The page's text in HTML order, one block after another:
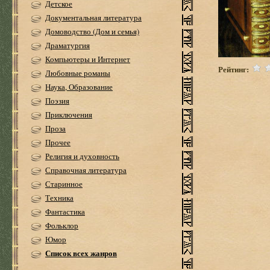
Детское
Документальная литература
Домоводство (Дом и семья)
Драматургия
Компьютеры и Интернет
Любовные романы
Наука, Образование
Поэзия
Приключения
Проза
Прочее
Религия и духовность
Справочная литература
Старинное
Техника
Фантастика
Фольклор
Юмор
Список всех жанров
Рейтинг: